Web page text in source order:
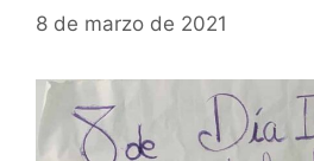
8 de marzo de 2021